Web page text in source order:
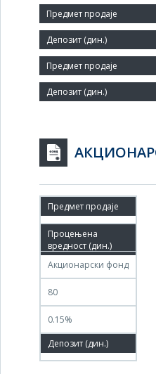
Број запослених:
70
Заступник:
28.03.2011
25.06.2011
Акционарски фонд
80
0.15%
100.00%